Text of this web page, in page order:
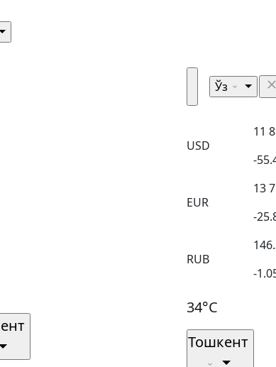
Ўз
USD
11
-
EUR
13
-
RUB
-
34°C
Тошкент